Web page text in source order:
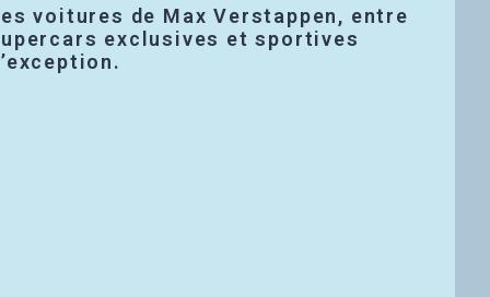
voitures de Max Verstappen, entre
exclusives et sportives